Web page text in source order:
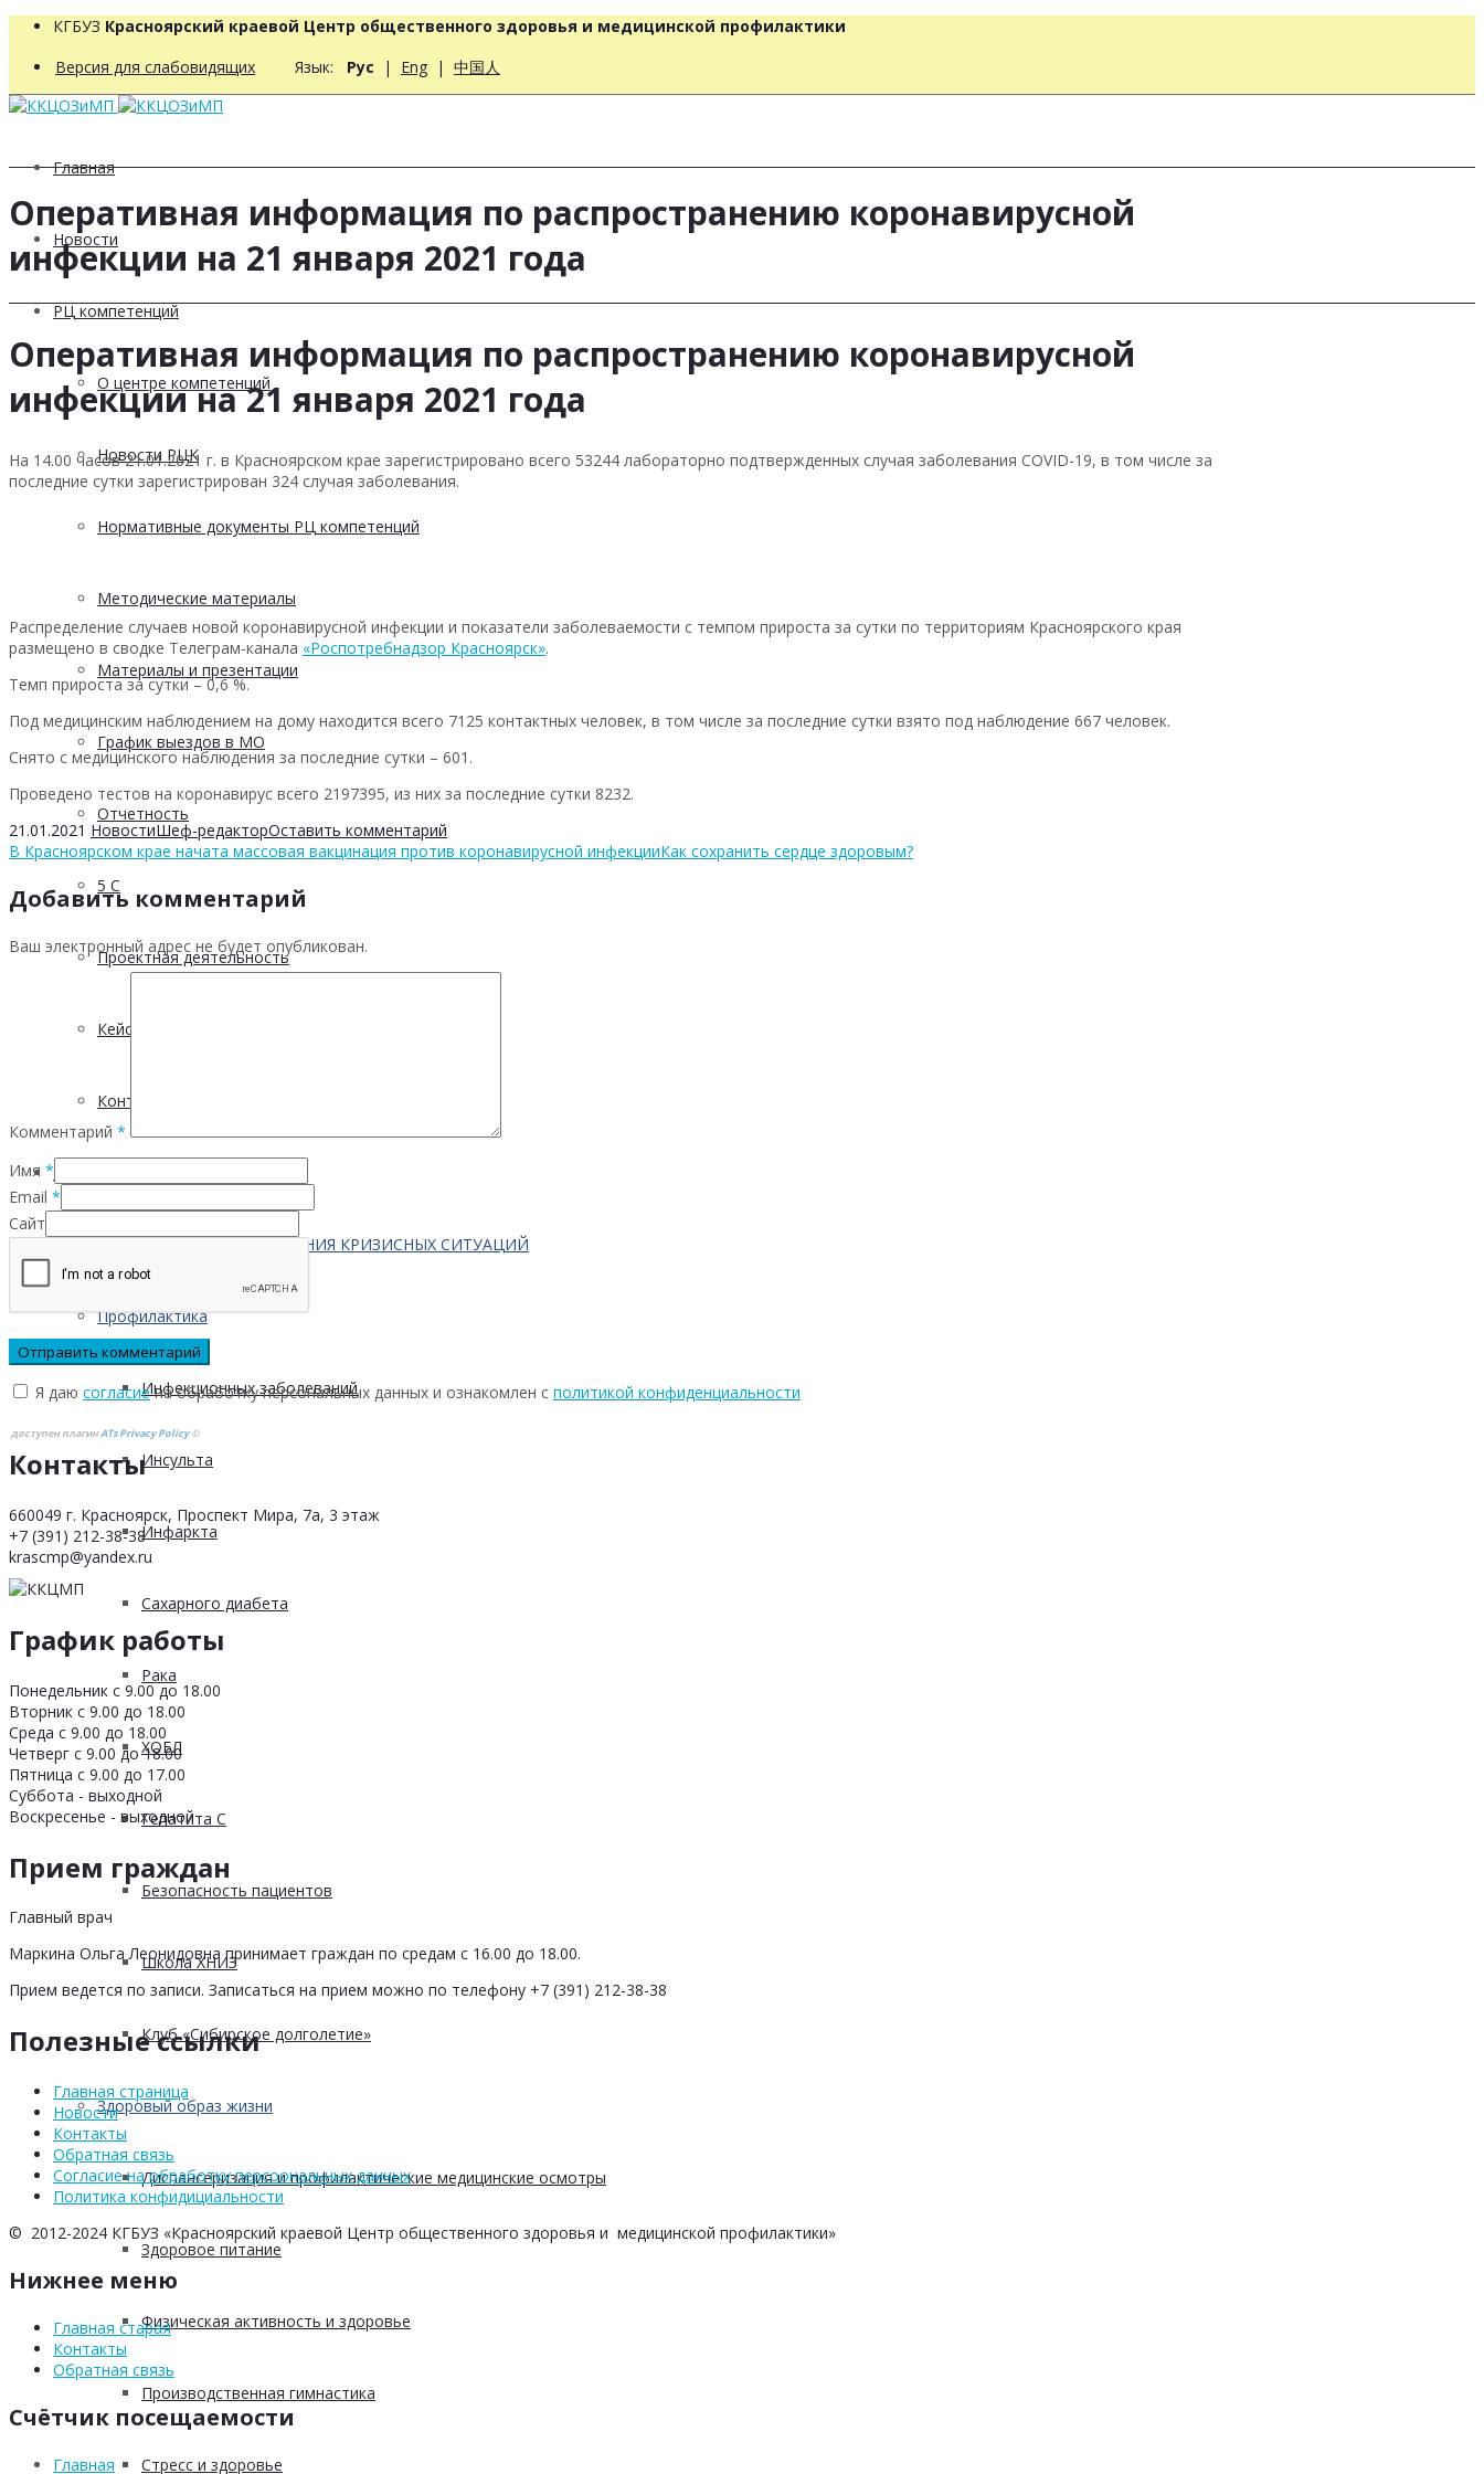
КГБУЗ Красноярский краевой Центр общественного здоровья и медицинской профилактики
Версия для слабовидящих Язык: Рус | Eng | 中国人
Главная
Новости
РЦ компетенций
О центре компетенций
Новости РЦК
Нормативные документы РЦ компетенций
Методические материалы
Материалы и презентации
График выездов в МО
Отчетность
5 С
Проектная деятельность
Кейсы
Контактная информация
ПО ВОПРОСАМ ПРЕОДОЛЕНИЯ КРИЗИСНЫХ СИТУАЦИЙ
Профилактика
Инфекционных заболеваний
Инсульта
Инфаркта
Сахарного диабета
Рака
ХОБЛ
Гепатита С
Безопасность пациентов
Школа ХНИЗ
Клуб «Сибирское долголетие»
Здоровый образ жизни
Диспансеризация и профилактические медицинские осмотры
Здоровое питание
Физическая активность и здоровье
Производственная гимнастика
Стресс и здоровье
Оперативная информация по распространению коронавирусной
инфекции на 21 января 2021 года
Оперативная информация по распространению коронавирусной
инфекции на 21 января 2021 года
На 14.00 часов 21.01.2021 г. в Красноярском крае зарегистрировано всего 53244 лабораторно подтвержденных случая заболевания COVID-19, в том числе за
последние сутки зарегистрирован 324 случая заболевания.
Распределение случаев новой коронавирусной инфекции и показатели заболеваемости с темпом прироста за сутки по территориям Красноярского края
размещено в сводке Телеграм-канала «Роспотребнадзор Красноярск».
Темп прироста за сутки – 0,6 %.
Под медицинским наблюдением на дому находится всего 7125 контактных человек, в том числе за последние сутки взято под наблюдение 667 человек.
Снято с медицинского наблюдения за последние сутки – 601.
Проведено тестов на коронавирус всего 2197395, из них за последние сутки 8232.
21.01.2021 НовостиШеф-редакторОставить комментарий
В Красноярском крае начата массовая вакцинация против коронавирусной инфекцииКак сохранить сердце здоровым?
Добавить комментарий
Ваш электронный адрес не будет опубликован.
Комментарий *
Имя *
Email *
Сайт
Я даю согласиена обработку персональных данных и ознакомлен с политикой конфиденциальности
доступен плагинATs Privacy Policy©
Контакты
660049 г. Красноярск, Проспект Мира, 7а, 3 этаж
+7 (391) 212-38-38
krascmp@yandex.ru
График работы
Понедельник с 9.00 до 18.00
Вторник с 9.00 до 18.00
Среда с 9.00 до 18.00
Четверг с 9.00 до 18.00
Пятница с 9.00 до 17.00
Суббота - выходной
Воскресенье - выходной
Прием граждан
Главный врач
Маркина Ольга Леонидовна принимает граждан по средам с 16.00 до 18.00.
Прием ведется по записи. Записаться на прием можно по телефону +7 (391) 212-38-38
Полезные ссылки
Главная страница
Новости
Контакты
Обратная связь
Согласие на обработку персоональных данных
Политика конфидициальности
© 2012-2024 КГБУЗ «Красноярский краевой Центр общественного здоровья и медицинской профилактики»
Нижнее меню
Главная старая
Контакты
Обратная связь
Счётчик посещаемости
Главная